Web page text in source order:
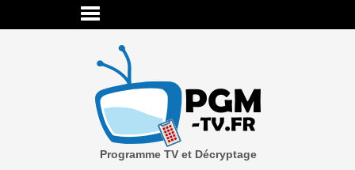
Programme TV et Décryptage